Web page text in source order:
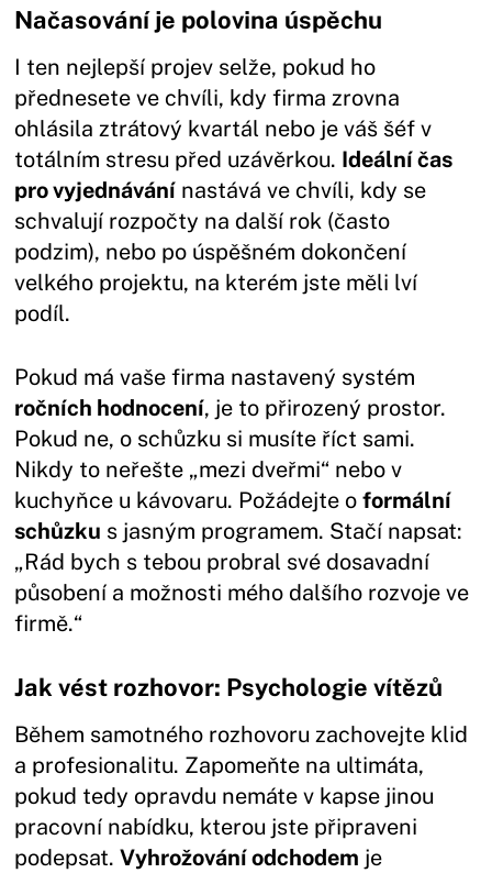
Načasování je polovina úspěchu
I ten nejlepší projev selže, pokud ho
přednesete ve chvíli, kdy firma zrovna
ohlásila ztrátový kvartál nebo je váš šéf v
totálním stresu před uzávěrkou. Ideální čas
pro vyjednávání nastává ve chvíli, kdy se
schvalují rozpočty na další rok (často
podzim), nebo po úspěšném dokončení
velkého projektu, na kterém jste měli lví
podíl.
Pokud má vaše firma nastavený systém
ročních hodnocení, je to přirozený prostor.
Pokud ne, o schůzku si musíte říct sami.
Nikdy to neřešte „mezi dveřmi“ nebo v
kuchyňce u kávovaru. Požádejte oformální
schůzku s jasným programem. Stačí napsat:
„Rád bych s tebou probral své dosavadní
působení a možnosti mého dalšího rozvoje ve
firmě.“
Jak vést rozhovor: Psychologie vítězů
Během samotného rozhovoru zachovejte klid
a profesionalitu. Zapomeňte na ultimáta,
pokud tedy opravdu nemáte v kapse jinou
pracovní nabídku, kterou jste připraveni
podepsat.Vyhrožování odchodem je